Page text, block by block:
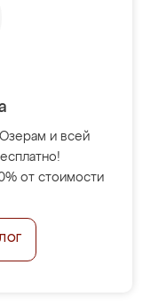
и всей
от стоимости